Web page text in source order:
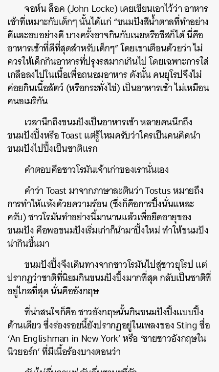
จอห์น ล็อค (John Locke) เคยเขียนเอาไว้ว่า อาหาร
เช้าที่เหมาะกับเด็กๆ นั้นได้แก่ “ขนมปังสีน้ำตาลที่ทำอย่าง
ดีและอบอย่างดี บางครั้งอาจกินกับเนยหรือชีสก็ได้ นี่คือ
อาหารเช้าที่ดีที่สุดสำหรับเด็กๆ” โดยเขาเตือนด้วยว่า ไม่
ควรให้เด็กกินอาหารที่ปรุงรสมากเกินไป โดยเฉพาะการใส่
เกลือลงไปในเนื้อเพื่อถนอมอาหาร ดังนั้น คนยุโรปจึงไม่
ค่อยกินเนื้อสัตว์ (หรือกระทั่งไข่) เป็นอาหารเช้า ไม่เหมือน
คนอเมริกัน
เวลานึกถึงขนมปังเป็นอาหารเช้า หลายคนนึกถึง
ขนมปังปิ้งหรือ Toast แต่รู้ไหมครับว่าใครเป็นคนคิดนำ
ขนมปังไปปิ้งเป็นชาติแรก
คำตอบคือชาวโรมันเจ้าเก่าของเรานั่นเอง
คำว่า Toast มาจากภาษาละตินว่า Tostus หมายถึง
การทำให้แห้งด้วยความร้อน (ซึ่งก็คือการปิ้งนั่นแหละ
ครับ) ชาวโรมันทำอย่างนี้มานานแล้วเพื่อยืดอายุของ
ขนมปัง คือพอขนมปังเริ่มเก่าก็นำมาปิ้งใหม่ ทำให้ขนมปัง
น่ากินขึ้นมา
ขนมปังปิ้งจึงเดินทางจากชาวโรมันไปสู่ชาวยุโรป แต่
ปรากฏว่าชาติที่นิยมกินขนมปังปิ้งมากที่สุด กลับเป็นชาติที่
อยู่ไกลที่สุด นั่นคืออังกฤษ
ที่น่าสนใจก็คือ ชาวอังกฤษนั้นกินขนมปังปิ้งแบบปิ้ง
ด้านเดียว ซึ่งร่องรอยนี้ยังปรากฏอยู่ในเพลงของ Sting ชื่อ
‘An Englishman in New York’ หรือ ‘ชายชาวอังกฤษใน
นิวยอร์ก’ ที่มีเนื้อร้องบางตอนว่า